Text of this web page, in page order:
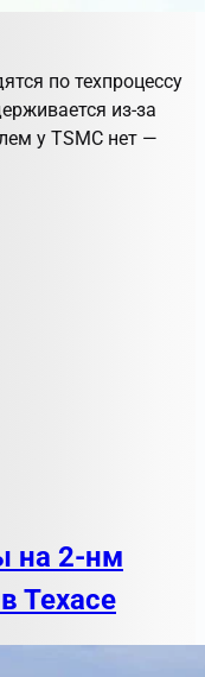
по техпроцессу
из-за
у TSMC нет —
на 2-нм
Техасе